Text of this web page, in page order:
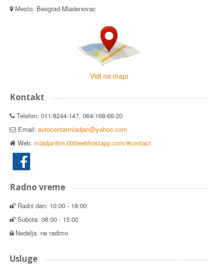
Mesto: Beograd-Mladenovac
Vidi na mapi
Kontakt
Telefon: 011/8244-147, 064/168-66-20
Email: autocentarmladjan@yahoo.com
Web: mladjantim.000webhostapp.com/#contact
Radno vreme
Radni dan: 10:00 - 18:00
Subota: 08:00 - 15:00
Nedelja: ne radimo
Usluge